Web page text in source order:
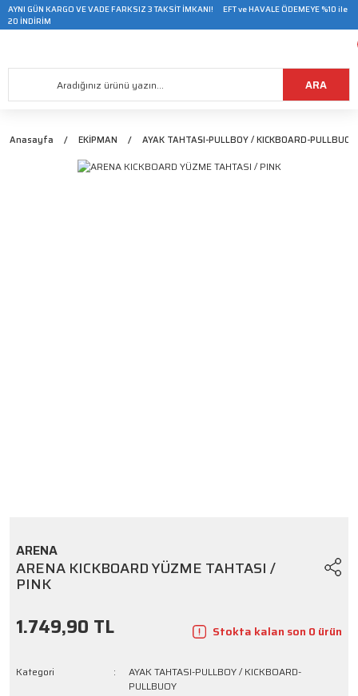
AYNI GÜN KARGO VE VADE FARKSIZ 3 TAKSİT İMKANI! EFT ve HAVALE ÖDEMEYE %10 ile
20 İNDİRİM
ARA
Anasayfa EKİPMAN AYAK TAHTASI-PULLBOY / KICKBOARD-PULLBUOY
ARENA
ARENA KICKBOARD YÜZME TAHTASI /
PINK
1.749,90 TL Stokta kalan son 0 ürün
Kategori
AYAK TAHTASI-PULLBOY / KICKBOARD-
PULLBUOY